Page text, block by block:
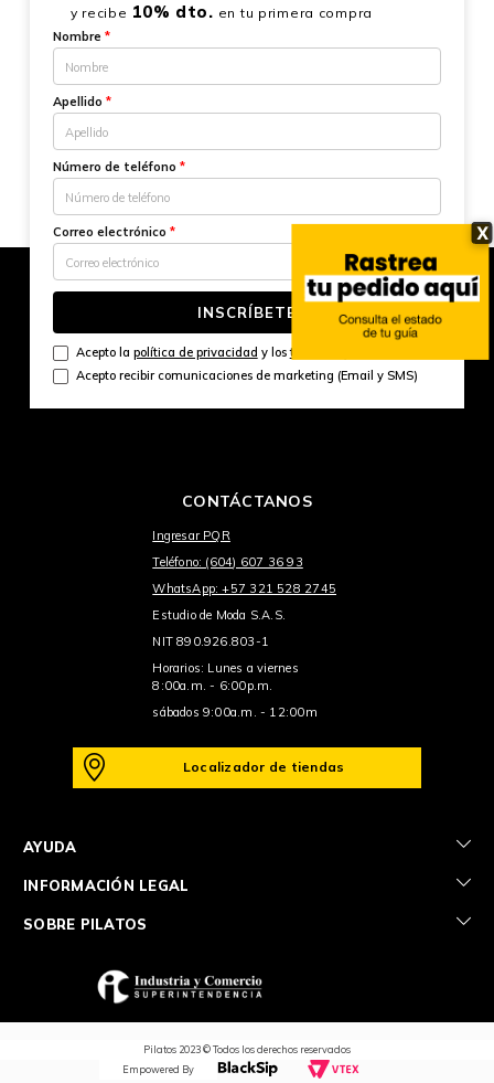
X
y recibe 10% dto. en tu primera compra
Nombre *
Apellido *
Número de teléfono *
Correo electrónico *
INSCRÍBETE
Acepto la política de privacidad y lostérminos y condiciones
Acepto recibir comunicaciones de marketing (Email y SMS)
CONTÁCTANOS
Ingresar PQR
Teléfono: (604) 607 36 93
WhatsApp: +57 321 528 2745
Estudio de Moda S.A.S.
NIT 890.926.803-1
Horarios: Lunes a viernes
8:00a.m. - 6:00p.m.
sábados 9:00a.m. - 12:00m
Localizador de tiendas
AYUDA +
INFORMACIÓN LEGAL +
SOBRE PILATOS +
Pilatos 2023 © Todos los derechos reservados
Empowered By